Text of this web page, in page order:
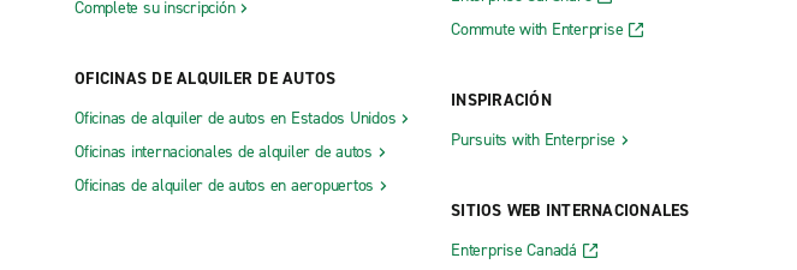
Complete su inscripción
OFICINAS DE ALQUILER DE AUTOS
Oficinas de alquiler de autos en Estados Unidos
Oficinas internacionales de alquiler de autos
Oficinas de alquiler de autos en aeropuertos
Commute with Enterprise
INSPIRACIÓN
Pursuits with Enterprise
SITIOS WEB INTERNACIONALES
Enterprise Canadá